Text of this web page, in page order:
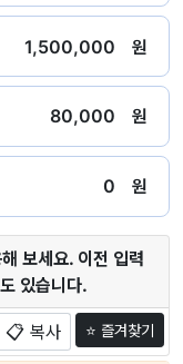
1,500,000 원
80,000 원
0 원
보세요. 이전 입력
있습니다.
📋 복사 ⭐ 즐겨찾기